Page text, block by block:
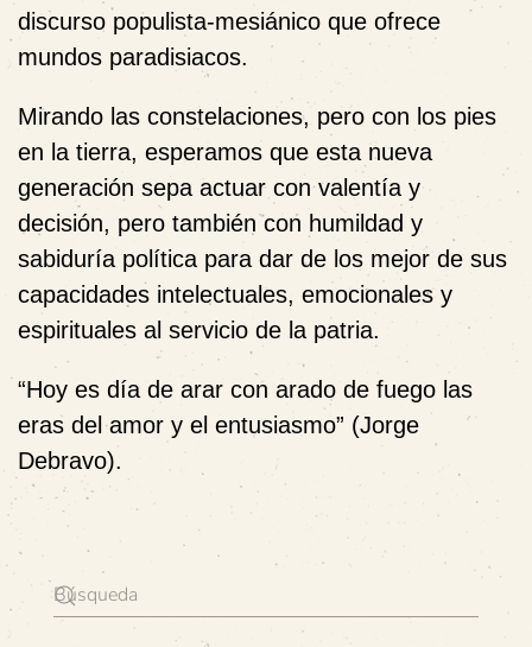
discurso populista-mesiánico que ofrece
mundos paradisiacos.
Mirando las constelaciones, pero con los pies
en la tierra, esperamos que esta nueva
generación sepa actuar con valentía y
decisión, pero también con humildad y
sabiduría política para dar de los mejor de sus
capacidades intelectuales, emocionales y
espirituales al servicio de la patria.
“Hoy es día de arar con arado de fuego las
eras del amor y el entusiasmo” (Jorge
Debravo).